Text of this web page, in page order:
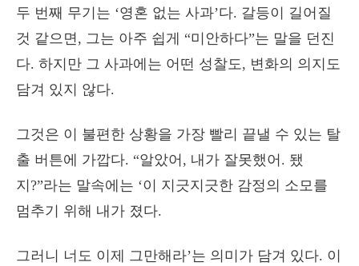
두 번째 무기는 ‘영혼 없는 사과’다. 갈등이 길어질
것 같으면, 그는 아주 쉽게 “미안하다”는 말을 던진
다. 하지만 그 사과에는 어떤 성찰도, 변화의 의지도
담겨 있지 않다.
그것은 이 불편한 상황을 가장 빨리 끝낼 수 있는 탈
출 버튼에 가깝다. “알았어, 내가 잘못했어. 됐
지?”라는 말속에는 ‘이 지긋지긋한 감정의 소모를
멈추기 위해 내가 졌다.
그러니 너도 이제 그만해라’는 의미가 담겨 있다. 이